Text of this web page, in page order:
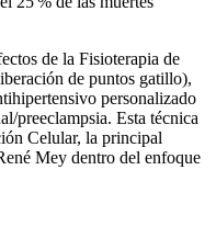
de la Fisioterapia de
de puntos gatillo),
personalizado
preeclampsia. Esta técnica
Celular, la principal
Mey dentro del enfoque